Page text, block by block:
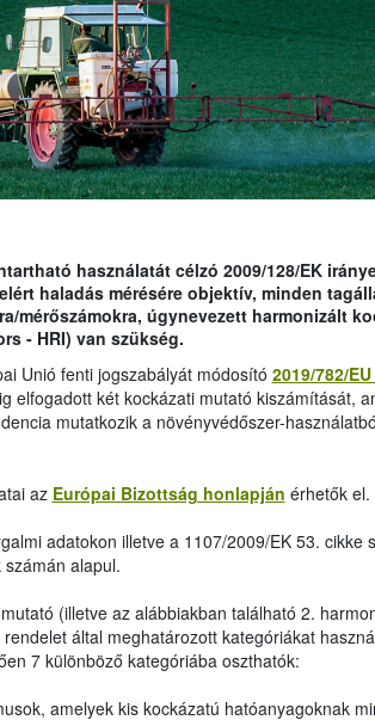
használatát célzó 2009/128/EK
haladás mérésére objektív, minden
mérőszámokra, úgynevezett harmonizált
- HRI) van szükség.
Unió fenti jogszabályát módosító 2019/782/EU
elfogadott két kockázati mutató kiszámítását,
mutatkozik a növényvédőszer-
az Európai Bizottság honlapján érhetők el.
adatokon illetve a 1107/2009/EK 53. cikke
alapul.
(illetve az alábbiakban található 2.
által meghatározott kategóriákat
7 különböző kategóriába oszthatók:
amelyek kis kockázatú hatóanyagoknak